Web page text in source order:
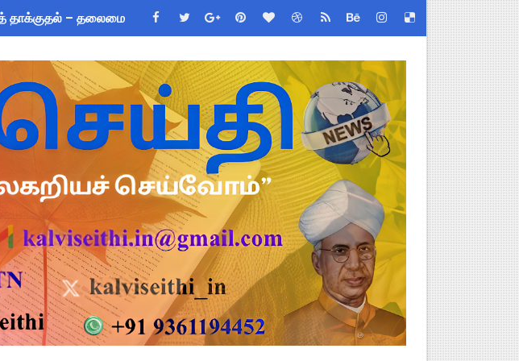
தாக்குதல் – தலைமை ஆசிரியை சஸ்பெண்ட்!
வெளியிட்ட அதிரடி சுற்றறிக்கைகள் - முழு விவரங்கள்!
& நிலுவைத்தொகை - நிதித்துறை அதிரடி தெளிவுரை உத்தரவு!
ஈட்டிய விடுப்பு கணக்கீடு – புதிய தெளிவுரை: முக்கிய செயல்முறைகள் வெளியீடு!
அதிரடி சுற்றறிக்கை!
கோரிக்கை விவாதம் 24.08.2026 அன்று நடைபெறுகிறது - நிகழ்ச்சி நிரல் மற்றும் முக்கிய
வழிகாட்டுதல்! CEO சுற்றறிக்கை வெளியீடு
& AI பயிற்சி - கல்வி, வேலைவாய்ப்பு, மகளிர் நலன் & புதிய திட்டங்களின் முழு
பதிவிட அவகாசம்! - தொடக்கக் கல்வித் துறை சுற்றறிக்கை!